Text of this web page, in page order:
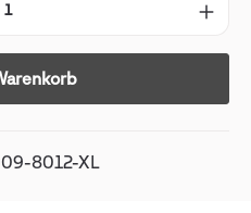
8012-XL